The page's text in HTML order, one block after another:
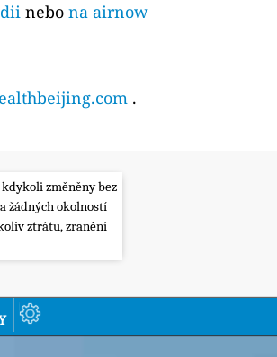
nebo na airnow
.
změněny bez
žádných okolností
ztrátu, zranění